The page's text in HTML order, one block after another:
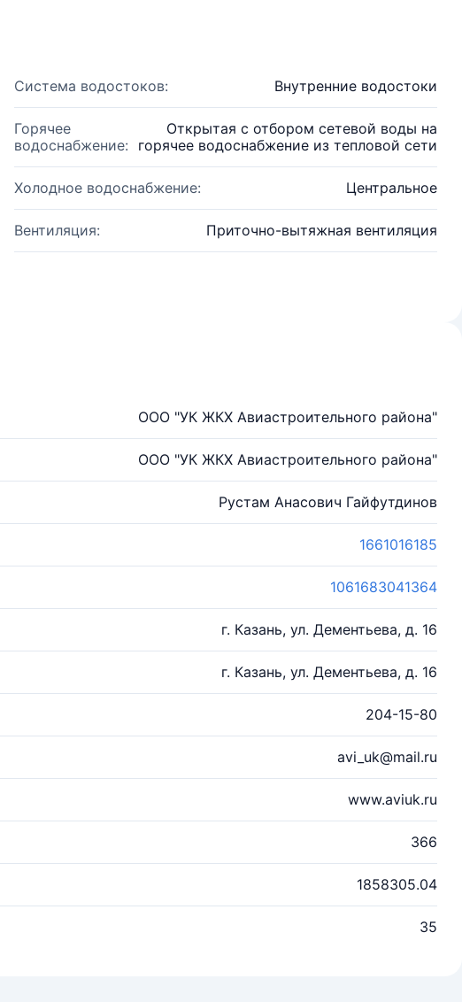
Система водостоков: Внутренние водостоки
Горячее
водоснабжение:
Открытая с отбором сетевой воды на
горячее водоснабжение из тепловой сети
Холодное водоснабжение: Центральное
Вентиляция: Приточно-вытяжная вентиляция
ООО "УК ЖКХ Авиастроительного района"
ООО "УК ЖКХ Авиастроительного района"
Рустам Анасович Гайфутдинов
1661016185
1061683041364
г. Казань, ул. Дементьева, д. 16
г. Казань, ул. Дементьева, д. 16
204-15-80
avi_uk@mail.ru
www.aviuk.ru
366
1858305.04
35